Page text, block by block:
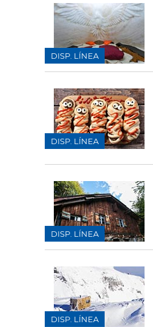
DISP. LÍNEA
DISP. LÍNEA
DISP. LÍNEA
DISP. LÍNEA